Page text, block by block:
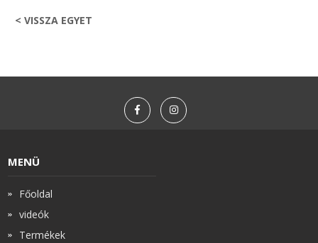
< VISSZA EGYET
MENÜ
Főoldal
videók
Termékek